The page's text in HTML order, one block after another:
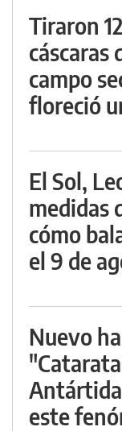
Tiraron
cáscaras
campo
floreció
El Sol,
medidas
cómo
el 9 de
Nuevo
este